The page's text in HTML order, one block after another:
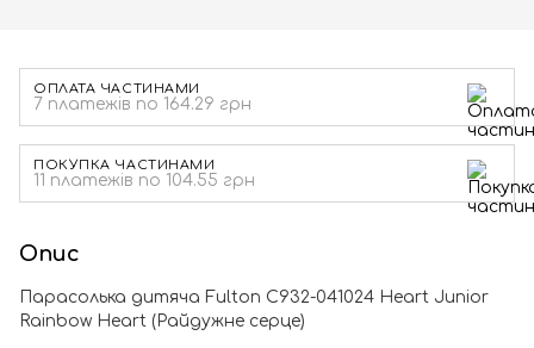
ОПЛАТА ЧАСТИНАМИ
7 платежів по 164.29 грн
ПОКУПКА ЧАСТИНАМИ
11 платежів по 104.55 грн
Опис
Парасолька дитяча Fulton C932-041024 Heart Junior
Rainbow Heart (Райдужне серце)